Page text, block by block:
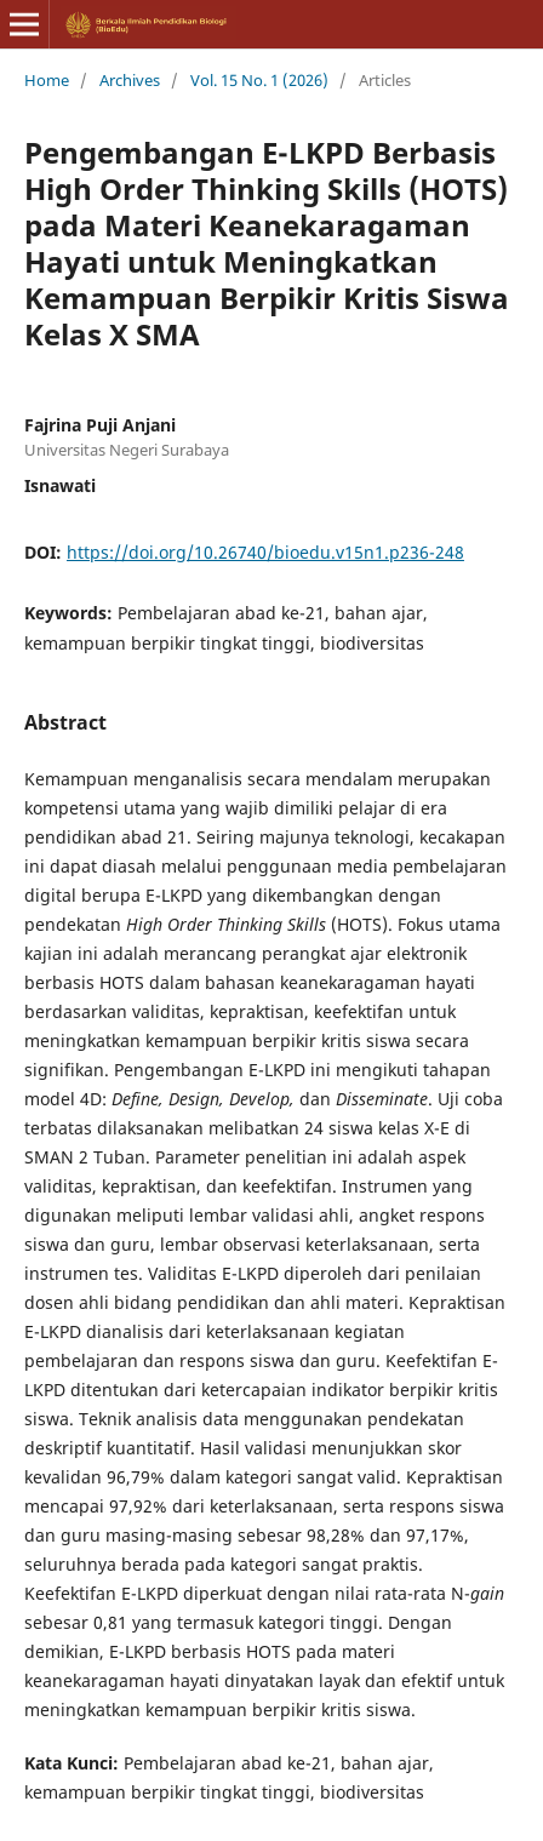
Home / Archives / Vol. 15 No. 1 (2026) / Articles
Pengembangan E-LKPD Berbasis
High Order Thinking Skills (HOTS)
pada Materi Keanekaragaman
Hayati untuk Meningkatkan
Kemampuan Berpikir Kritis Siswa
Kelas X SMA
Fajrina Puji Anjani
Universitas Negeri Surabaya
Isnawati
DOI: https://doi.org/10.26740/bioedu.v15n1.p236-248
Keywords: Pembelajaran abad ke-21, bahan ajar,
kemampuan berpikir tingkat tinggi, biodiversitas
Abstract
Kemampuan menganalisis secara mendalam merupakan
kompetensi utama yang wajib dimiliki pelajar di era
pendidikan abad 21. Seiring majunya teknologi, kecakapan
ini dapat diasah melalui penggunaan media pembelajaran
digital berupa E-LKPD yang dikembangkan dengan
pendekatan High Order Thinking Skills(HOTS). Fokus utama
kajian ini adalah merancang perangkat ajar elektronik
berbasis HOTS dalam bahasan keanekaragaman hayati
berdasarkan validitas, kepraktisan, keefektifan untuk
meningkatkan kemampuan berpikir kritis siswa secara
signifikan. Pengembangan E-LKPD ini mengikuti tahapan
model 4D: Define, Design, Develop, dan Disseminate. Uji coba
terbatas dilaksanakan melibatkan 24 siswa kelas X-E di
SMAN 2 Tuban. Parameter penelitian ini adalah aspek
validitas, kepraktisan, dan keefektifan. Instrumen yang
digunakan meliputi lembar validasi ahli, angket respons
siswa dan guru, lembar observasi keterlaksanaan, serta
instrumen tes. Validitas E-LKPD diperoleh dari penilaian
dosen ahli bidang pendidikan dan ahli materi. Kepraktisan
E-LKPD dianalisis dari keterlaksanaan kegiatan
pembelajaran dan respons siswa dan guru. Keefektifan E-
LKPD ditentukan dari ketercapaian indikator berpikir kritis
siswa. Teknik analisis data menggunakan pendekatan
deskriptif kuantitatif. Hasil validasi menunjukkan skor
kevalidan 96,79% dalam kategori sangat valid. Kepraktisan
mencapai 97,92% dari keterlaksanaan, serta respons siswa
dan guru masing-masing sebesar 98,28% dan 97,17%,
seluruhnya berada pada kategori sangat praktis.
Keefektifan E-LKPD diperkuat dengan nilai rata-rata N-gain
sebesar 0,81 yang termasuk kategori tinggi. Dengan
demikian, E-LKPD berbasis HOTS pada materi
keanekaragaman hayati dinyatakan layak dan efektif untuk
meningkatkan kemampuan berpikir kritis siswa.
Kata Kunci: Pembelajaran abad ke-21, bahan ajar,
kemampuan berpikir tingkat tinggi, biodiversitas